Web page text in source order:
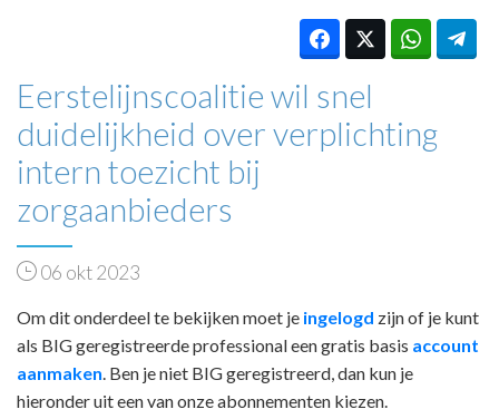
Eerstelijnscoalitie wil snel
duidelijkheid over verplichting
intern toezicht bij
zorgaanbieders
06 okt 2023
Om dit onderdeel te bekijken moet je ingelogd zijn of je kunt
als BIG geregistreerde professional een gratis basis account
aanmaken. Ben je niet BIG geregistreerd, dan kun je
hieronder uit een van onze abonnementen kiezen.